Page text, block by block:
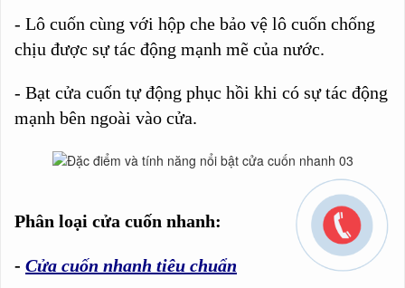
- Lô cuốn cùng với hộp che bảo vệ lô cuốn chống
chịu được sự tác động mạnh mẽ của nước.
- Bạt cửa cuốn tự động phục hồi khi có sự tác động
mạnh bên ngoài vào cửa.
Phân loại cửa cuốn nhanh:
- Cửa cuốn nhanh tiêu chuẩn